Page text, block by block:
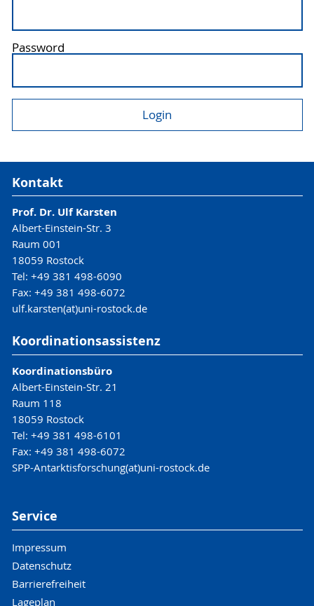
Password
Kontakt
Prof. Dr. Ulf Karsten
Albert-Einstein-Str. 3
Raum 001
18059 Rostock
Tel: +49 381 498-6090
Fax: +49 381 498-6072
ulf.karsten(at)uni-rostock.de
Koordinationsassistenz
Koordinationsbüro
Albert-Einstein-Str. 21
Raum 118
18059 Rostock
Tel: +49 381 498-6101
Fax: +49 381 498-6072
SPP-Antarktisforschung(at)uni-rostock.de
Service
Impressum
Datenschutz
Barrierefreiheit
Lageplan